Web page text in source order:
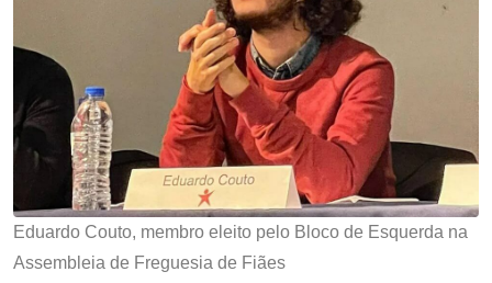
Eduardo Couto, membro eleito pelo Bloco de Esquerda na
Assembleia de Freguesia de Fiães